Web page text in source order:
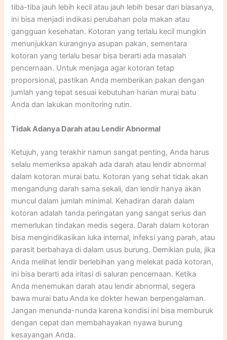
tiba-tiba jauh lebih kecil atau jauh lebih besar dari biasanya,
ini bisa menjadi indikasi perubahan pola makan atau
gangguan kesehatan. Kotoran yang terlalu kecil mungkin
menunjukkan kurangnya asupan pakan, sementara
kotoran yang terlalu besar bisa berarti ada masalah
pencernaan. Untuk menjaga agar kotoran tetap
proporsional, pastikan Anda memberikan pakan dengan
jumlah yang tepat sesuai kebutuhan harian murai batu
Anda dan lakukan monitoring rutin.​
Tidak Adanya Darah atau Lendir Abnormal
Ketujuh, yang terakhir namun sangat penting, Anda harus
selalu memeriksa apakah ada darah atau lendir abnormal
dalam kotoran murai batu. Kotoran yang sehat tidak akan
mengandung darah sama sekali, dan lendir hanya akan
muncul dalam jumlah minimal. Kehadiran darah dalam
kotoran adalah tanda peringatan yang sangat serius dan
memerlukan tindakan medis segera. Darah dalam kotoran
bisa mengindikasikan luka internal, infeksi yang parah, atau
parasit berbahaya di dalam usus burung. Demikian pula, jika
Anda melihat lendir berlebihan yang melekat pada kotoran,
ini bisa berarti ada iritasi di saluran pencernaan. Ketika
Anda menemukan darah atau lendir abnormal, segera
bawa murai batu Anda ke dokter hewan berpengalaman.
Jangan menunda-nunda karena kondisi ini bisa memburuk
dengan cepat dan membahayakan nyawa burung
kesayangan Anda.​